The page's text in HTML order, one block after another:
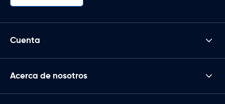
Cuenta
Acerca de nosotros